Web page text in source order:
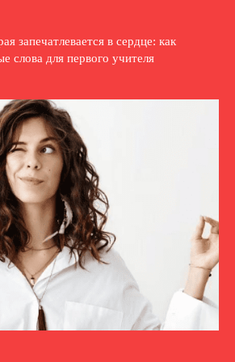
запечатлевается в сердце: как
слова для первого учителя